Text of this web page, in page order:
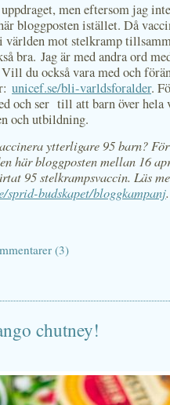
men eftersom jag
bloggposten istället. Då
mot stelkramp
bra. Jag är med andra ord
du också vara med och
unicef.se/bli-varldsforalder.
och ser till att barn över hela
och utbildning.
ytterligare 95 barn?
här bloggposten mellan 16
95 stelkrampsvaccin. Läs
sprid-budskapet/bloggkampanj.
(3)
chutney!